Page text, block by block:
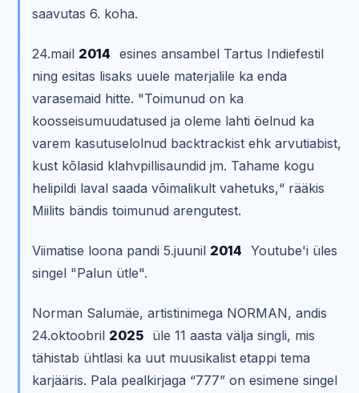
saavutas 6. koha.
24.mail 2014 esines ansambel Tartus Indiefestil
ning esitas lisaks uuele materjalile ka enda
varasemaid hitte. "Toimunud on ka
koosseisumuudatused ja oleme lahti öelnud ka
varem kasutuselolnud backtrackist ehk arvutiabist,
kust kõlasid klahvpillisaundid jm. Tahame kogu
helipildi laval saada võimalikult vahetuks,“ rääkis
Miilits bändis toimunud arengutest.
Viimatise loona pandi 5.juunil 2014 Youtube'i üles
singel "Palun ütle".
Norman Salumäe, artistinimega NORMAN, andis
24.oktoobril 2025 üle 11 aasta välja singli, mis
tähistab ühtlasi ka uut muusikalist etappi tema
karjääris. Pala pealkirjaga “777” on esimene singel